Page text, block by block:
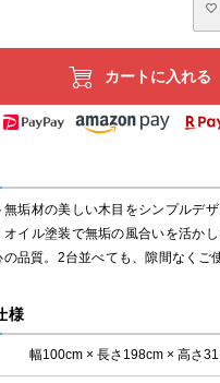
カートに入れる
無垢材の美しい木目をシンプルデ
オイル塗装で無垢の風合いを活か
品質。2台並べても、隙間なくご
様
幅100cm × 長さ198cm × 高さ